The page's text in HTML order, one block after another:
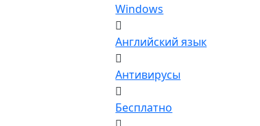
Windows
Английский язык
Антивирусы
Бесплатно